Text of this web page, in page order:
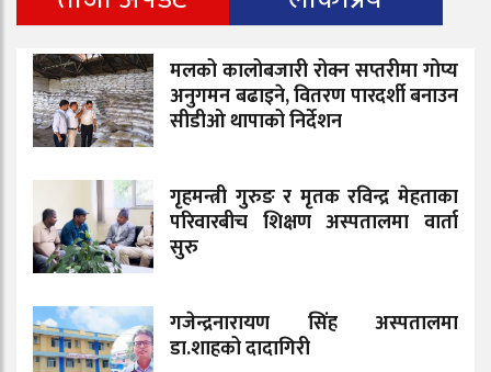
मलको कालोबजारी रोक्न सप्तरीमा गोप्य
अनुगमन बढाइने, वितरण पारदर्शी बनाउन
सीडीओ थापाको निर्देशन
गृहमन्त्री गुरुङ र मृतक रविन्द्र मेहताका
परिवारबीच शिक्षण अस्पतालमा वार्ता
सुरु
गजेन्द्रनारायण सिंह अस्पतालमा
डा.शाहको दादागिरी